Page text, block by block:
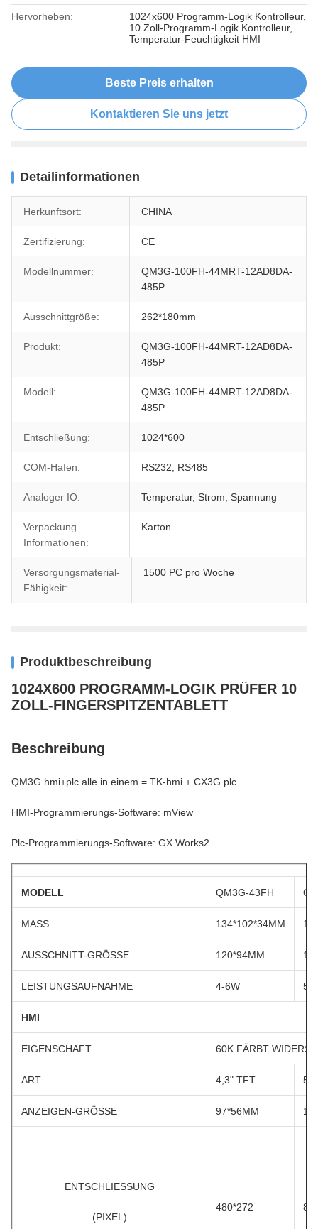
Hervorheben:
1024x600 Programm-Logik Kontrolleur,
10 Zoll-Programm-Logik Kontrolleur,
Temperatur-Feuchtigkeit HMI
Beste Preis erhalten
Kontaktieren Sie uns jetzt
Detailinformationen
Herkunftsort: CHINA
Zertifizierung: CE
Modellnummer:
QM3G-100FH-44MRT-12AD8DA-
485P
Ausschnittgröße: 262*180mm
Produkt:
QM3G-100FH-44MRT-12AD8DA-
485P
Modell:
QM3G-100FH-44MRT-12AD8DA-
485P
Entschließung: 1024*600
COM-Hafen: RS232, RS485
Analoger IO: Temperatur, Strom, Spannung
Verpackung
Informationen:
Karton
Versorgungsmaterial-
Fähigkeit:
1500 PC pro Woche
Produktbeschreibung
1024X600 PROGRAMM-LOGIK PRÜFER 10
ZOLL-FINGERSPITZENTABLETT
Beschreibung
QM3G hmi+plc alle in einem = TK-hmi + CX3G plc.
HMI-Programmierungs-Software: mView
Plc-Programmierungs-Software: GX Works2.
MODELL QM3G-43FH
MASS 134*102*34MM
AUSSCHNITT-GRÖSSE 120*94MM
LEISTUNGSAUFNAHME 4-6W 5-
HMI
EIGENSCHAFT 60K FÄRBT
ART 4,3" TFT 5"
ANZEIGEN-GRÖSSE 97*56MM
ENTSCHLIESSUNG
(PIXEL)
480*272